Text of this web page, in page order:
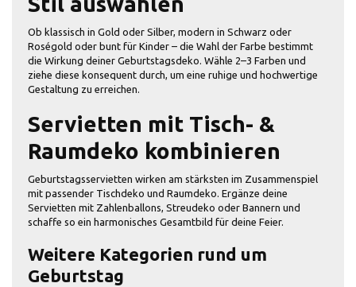
Ob klassisch in Gold oder Silber, modern in Schwarz oder
Roségold oder bunt für Kinder – die Wahl der Farbe bestimmt
die Wirkung deiner Geburtstagsdeko. Wähle 2–3 Farben und
ziehe diese konsequent durch, um eine ruhige und hochwertige
Gestaltung zu erreichen.
Servietten mit Tisch- &
Raumdeko kombinieren
Geburtstagsservietten wirken am stärksten im Zusammenspiel
mit passender Tischdeko und Raumdeko. Ergänze deine
Servietten mit Zahlenballons, Streudeko oder Bannern und
schaffe so ein harmonisches Gesamtbild für deine Feier.
Weitere Kategorien rund um
Geburtstag